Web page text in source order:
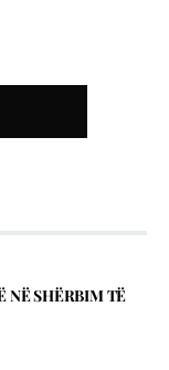
NЁ SHЁRBIM TЁ